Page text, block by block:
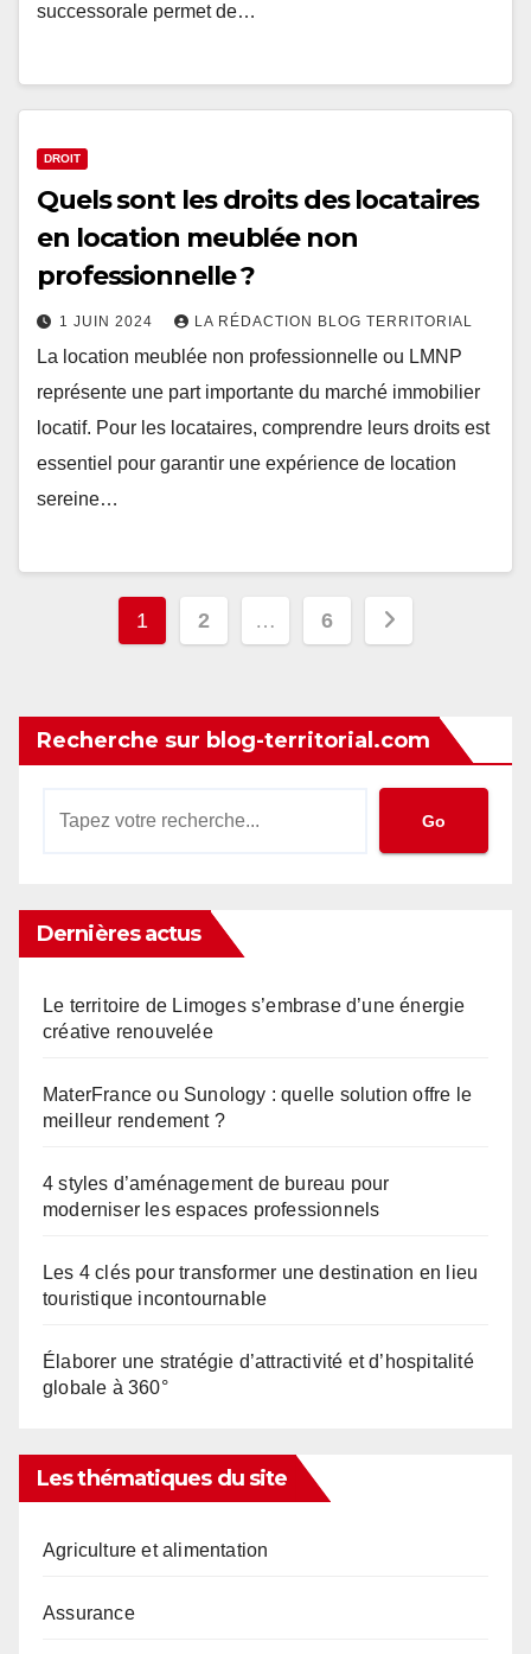
successorale permet de…
DROIT
Quels sont les droits des locataires
en location meublée non
professionnelle ?
1 JUIN 2024 LA RÉDACTION BLOG TERRITORIAL
La location meublée non professionnelle ou LMNP
représente une part importante du marché immobilier
locatif. Pour les locataires, comprendre leurs droits est
essentiel pour garantir une expérience de location
sereine…
Pagination
publications
1 2 … 6
Recherche sur blog-territorial.com
Go
Dernières actus
Le territoire de Limoges s’embrase d’une énergie
créative renouvelée
MaterFrance ou Sunology : quelle solution offre le
meilleur rendement ?
4 styles d’aménagement de bureau pour
moderniser les espaces professionnels
Les 4 clés pour transformer une destination en lieu
touristique incontournable
Élaborer une stratégie d’attractivité et d’hospitalité
globale à 360°
Les thématiques du site
Agriculture et alimentation
Assurance